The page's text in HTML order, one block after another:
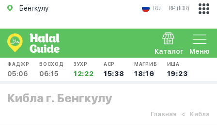
Бенгкулу RU RP (IDR)
Меню
Каталог
ФАДЖР
05:06
ВОСХОД
06:15
ЗУХР
12:22
АСР
15:38
МАГРИБ
18:16
ИША
19:23
Кибла г. Бенгкулу
Главная Кибла